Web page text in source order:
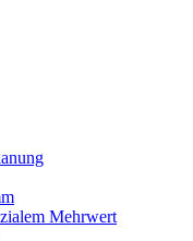
Mehrwert